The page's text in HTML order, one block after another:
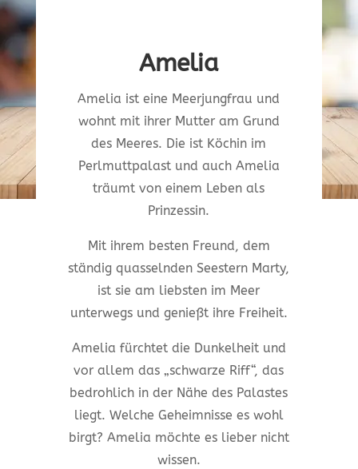
Amelia
Amelia ist eine Meerjungfrau und
wohnt mit ihrer Mutter am Grund
des Meeres. Die ist Köchin im
Perlmuttpalast und auch Amelia
träumt von einem Leben als
Prinzessin.
Mit ihrem besten Freund, dem
ständig quasselnden Seestern Marty,
ist sie am liebsten im Meer
unterwegs und genießt ihre Freiheit.
Amelia fürchtet die Dunkelheit und
vor allem das „schwarze Riff“, das
bedrohlich in der Nähe des Palastes
liegt. Welche Geheimnisse es wohl
birgt? Amelia möchte es lieber nicht
wissen.